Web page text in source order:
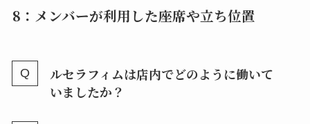
8：メンバーが利用した座席や立ち位置
ルセラフィムは店内でどのように働いて
いましたか？